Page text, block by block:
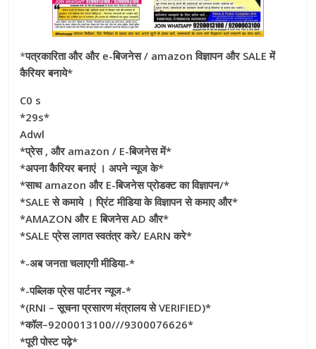
*पत्रकारिता और और e-बिजनेस / amazon विज्ञापन और SALE में
कैरियर बनाये*
C0 s
*29s*
Adwl
*प्रेस , और amazon / E-बिजनेस में*
*अपना कैरियर बनाएं । अपने न्यूज के*
*साथ amazon और E-बिजनेस प्रोडक्ट का विज्ञापन/*
*SALE से कमाये । प्रिंट मीडिया के विज्ञापन से कमाए और*
*AMAZON और E बिजनेस AD और*
*SALE प्रेस लागत स्वतंत्र करे/ EARN करे*
*-अब जनता चलाएगी मीडिया-*
*-पब्लिक प्रेस पार्टनर न्यूज-*
*(RNI – सूचना प्रसारण मंत्रालय से VERIFIED)*
*कॉल–9200013100///9300076626*
*पूरी पोस्ट पढ़े*